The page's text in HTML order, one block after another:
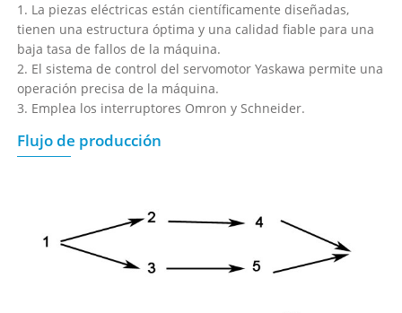
1. La piezas eléctricas están científicamente diseñadas,
tienen una estructura óptima y una calidad fiable para una
baja tasa de fallos de la máquina.
2. El sistema de control del servomotor Yaskawa permite una
operación precisa de la máquina.
3. Emplea los interruptores Omron y Schneider.
Flujo de producción